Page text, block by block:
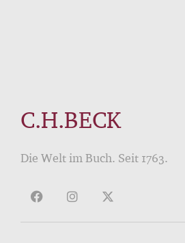
C.H.BECK
Die Welt im Buch. Seit 1763.